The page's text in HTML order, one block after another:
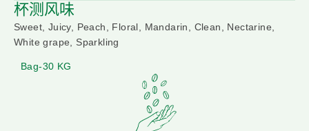
杯测风味
Sweet, Juicy, Peach, Floral, Mandarin, Clean, Nectarine,
White grape, Sparkling
Bag-30 KG